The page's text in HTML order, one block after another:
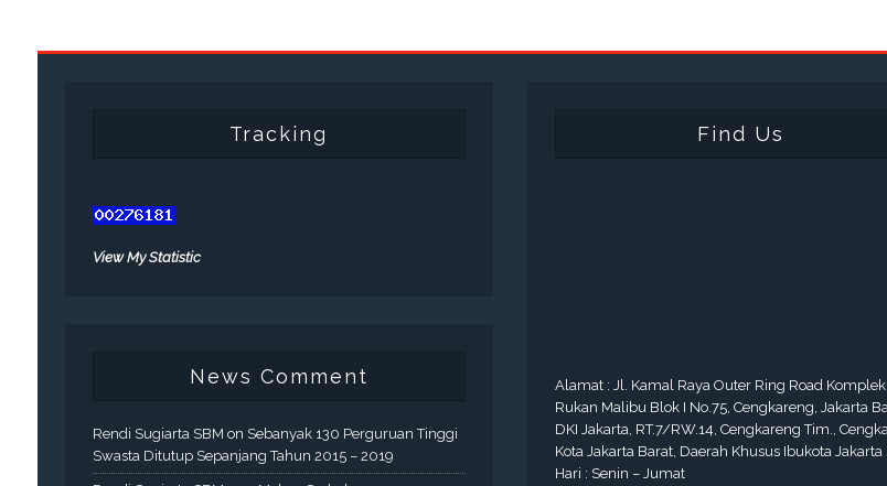
Tracking
View My Statistic
News Comment
Rendi Sugiarta SBM on Sebanyak 130 Perguruan Tinggi
Swasta Ditutup Sepanjang Tahun 2015 – 2019
Find Us
Alamat : Jl. Kamal Raya Outer Ring Road Komplek
Rukan Malibu Blok I No.75, Cengkareng, Jakarta
DKI Jakarta, RT.7/RW.14, Cengkareng Tim.,
Kota Jakarta Barat, Daerah Khusus Ibukota Jakarta
Hari : Senin – Jumat